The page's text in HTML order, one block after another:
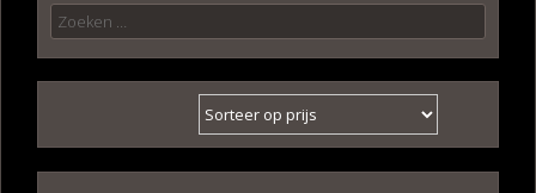
Zoeken
naar: